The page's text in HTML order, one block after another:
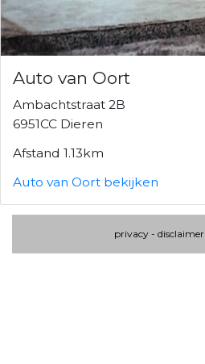
Auto van Oort
Ambachtstraat 2B
6951CC Dieren
Afstand 1.13km
Auto van Oort bekijken
privacy - disclaimer